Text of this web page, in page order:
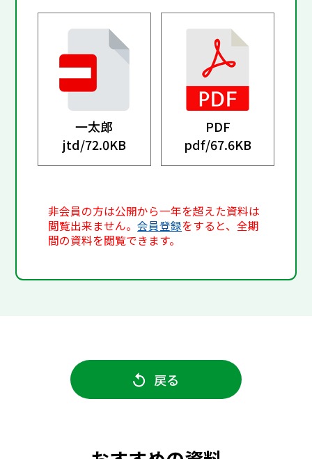
一太郎
jtd/72.0KB
PDF
pdf/67.6KB
非会員の方は公開から一年を超えた資料は
閲覧出来ません。会員登録をすると、全期
間の資料を閲覧できます。
戻る